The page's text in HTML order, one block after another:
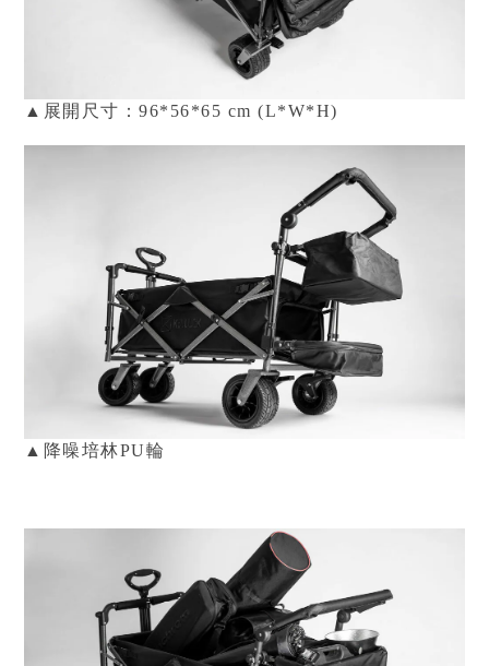
▲展開尺寸：96*56*65 cm (L*W*H)
▲ 降噪培林PU輪